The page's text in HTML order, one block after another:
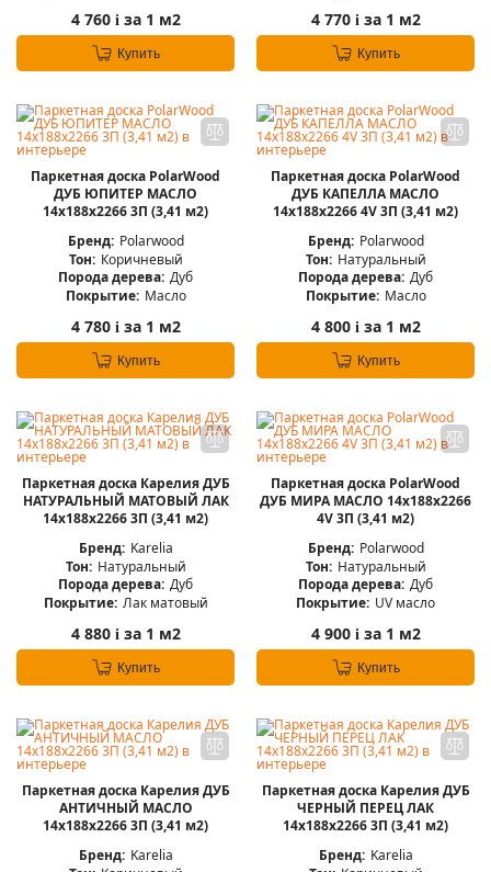
4 760 iза 1 м2
Купить
4 770 iза 1 м2
Купить
Паркетная доска PolarWood
ДУБ ЮПИТЕР МАСЛО
14x188x2266 3П (3,41 м2)
Бренд: Polarwood
Тон: Коричневый
Порода дерева: Дуб
Покрытие: Масло
4 780 iза 1 м2
Купить
Паркетная доска PolarWood
ДУБ КАПЕЛЛА МАСЛО
14x188x2266 4V 3П (3,41 м2)
Бренд: Polarwood
Тон: Натуральный
Порода дерева: Дуб
Покрытие: Масло
4 800 iза 1 м2
Купить
Паркетная доска Карелия ДУБ
НАТУРАЛЬНЫЙ МАТОВЫЙ ЛАК
14x188x2266 3П (3,41 м2)
Бренд: Karelia
Тон: Натуральный
Порода дерева: Дуб
Покрытие: Лак матовый
4 880 iза 1 м2
Купить
Паркетная доска PolarWood
ДУБ МИРА МАСЛО 14x188x2266
4V 3П (3,41 м2)
Бренд: Polarwood
Тон: Натуральный
Порода дерева: Дуб
Покрытие: UV масло
4 900 iза 1 м2
Купить
Паркетная доска Карелия ДУБ
АНТИЧНЫЙ МАСЛО
14x188x2266 3П (3,41 м2)
Бренд: Karelia
Паркетная доска Карелия ДУБ
ЧЕРНЫЙ ПЕРЕЦ ЛАК
14x188x2266 3П (3,41 м2)
Бренд: Karelia